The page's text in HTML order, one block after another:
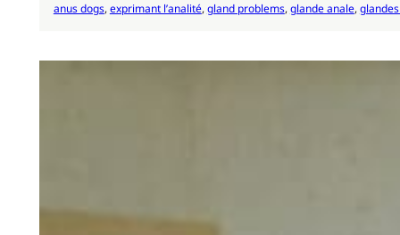
anus dogs, exprimant l’analité, gland problems, glande anale,